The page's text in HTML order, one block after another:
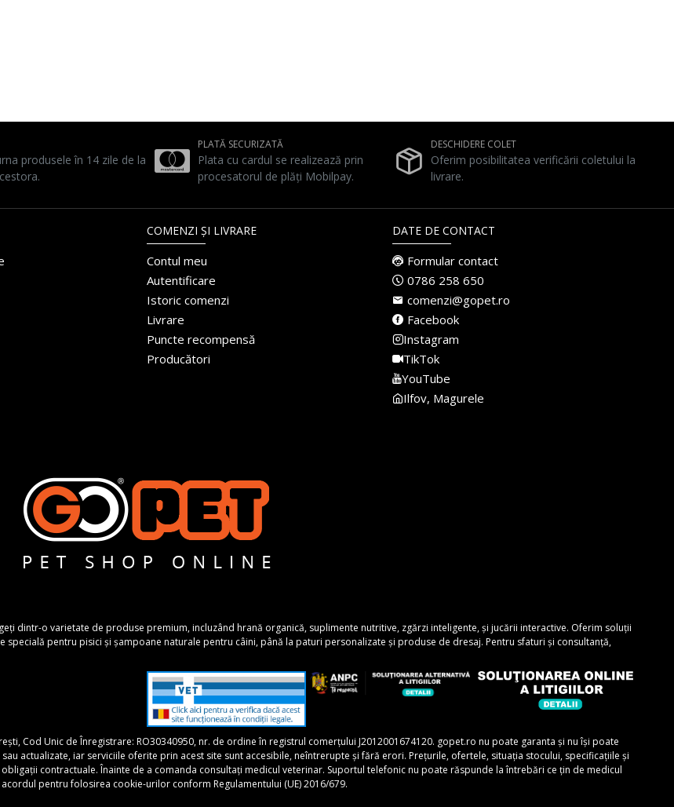
produsele în 14 zile de la
PLATĂ SECURIZATĂ
Plata cu cardul se realizează prin
procesatorul de plăți Mobilpay.
DESCHIDERE COLET
Oferim posibilitatea verificării coletului la
livrare.
COMENZI ȘI LIVRARE
Contul meu
Autentificare
Istoric comenzi
Livrare
Puncte recompensă
Producători
DATE DE CONTACT
Formular contact
0786 258 650
comenzi@gopet.ro
Facebook
Instagram
TikTok
YouTube
Ilfov, Magurele
dintr-o varietate de produse premium, incluzând hrană organică, suplimente nutritive, zgărzi inteligente, și jucării interactive. Oferim soluții
pentru pisici și șampoane naturale pentru câini, până la paturi personalizate și produse de dresaj. Pentru sfaturi și consultanță,
Cod Unic de Înregistrare: RO30340950, nr. de ordine în registrul comerțului J2012001674120. gopet.ro nu poate garanta și nu își poate
actualizate, iar serviciile oferite prin acest site sunt accesibile, neîntrerupte și fără erori. Prețurile, ofertele, situația stocului, specificațiile și
contractuale. Înainte de a comanda consultați medicul veterinar. Suportul telefonic nu poate răspunde la întrebări ce țin de medicul
pentru folosirea cookie-urilor conform Regulamentului (UE) 2016/679.